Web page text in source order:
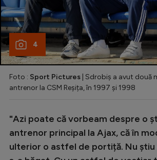
4
Foto : Sport Pictures | Sdrobiș a avut două
antrenor la CSM Reșița, în 1997 și 1998
"Azi poate că vorbeam despre o
antrenor principal la Ajax, că în
ulterior o astfel de portiță. Nu știu